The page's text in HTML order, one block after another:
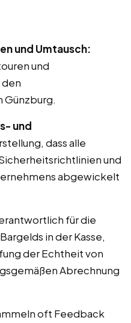
und Umtausch:
und
Günzburg.
und
dass alle
und
abgewickelt
für die
in der Kasse,
der Echtheit von
Abrechnung
oft Feedback